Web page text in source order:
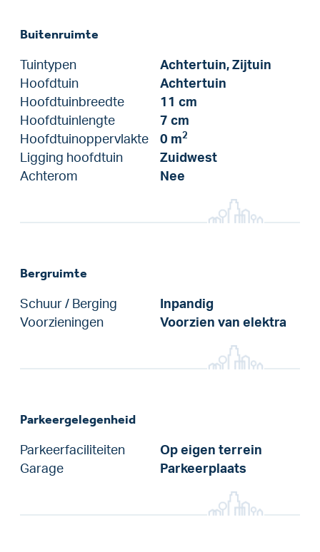
Buitenruimte
Tuintypen
Achtertuin, Zijtuin
Hoofdtuin
Achtertuin
Hoofdtuinbreedte
11 cm
Hoofdtuinlengte
7 cm
Hoofdtuinoppervlakte
0 m2
Ligging hoofdtuin
Zuidwest
Achterom
Nee
Bergruimte
Schuur / Berging
Inpandig
Voorzieningen
Voorzien van elektra
Parkeergelegenheid
Parkeerfaciliteiten
Op eigen terrein
Garage
Parkeerplaats